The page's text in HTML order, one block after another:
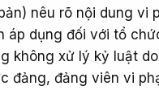
nêu rõ nội dung vi
áp dụng đối với tổ
không xử lý kỷ luật
đảng, đảng viên vi